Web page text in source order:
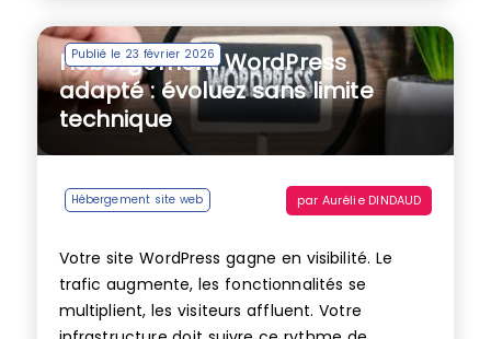
Publié le 23 février 2026
Hébergement WordPress
adapté : évoluez sans limite
technique
Hébergement site web par Aurélie DINDAUD
Votre site WordPress gagne en visibilité. Le
trafic augmente, les fonctionnalités se
multiplient, les visiteurs affluent. Votre